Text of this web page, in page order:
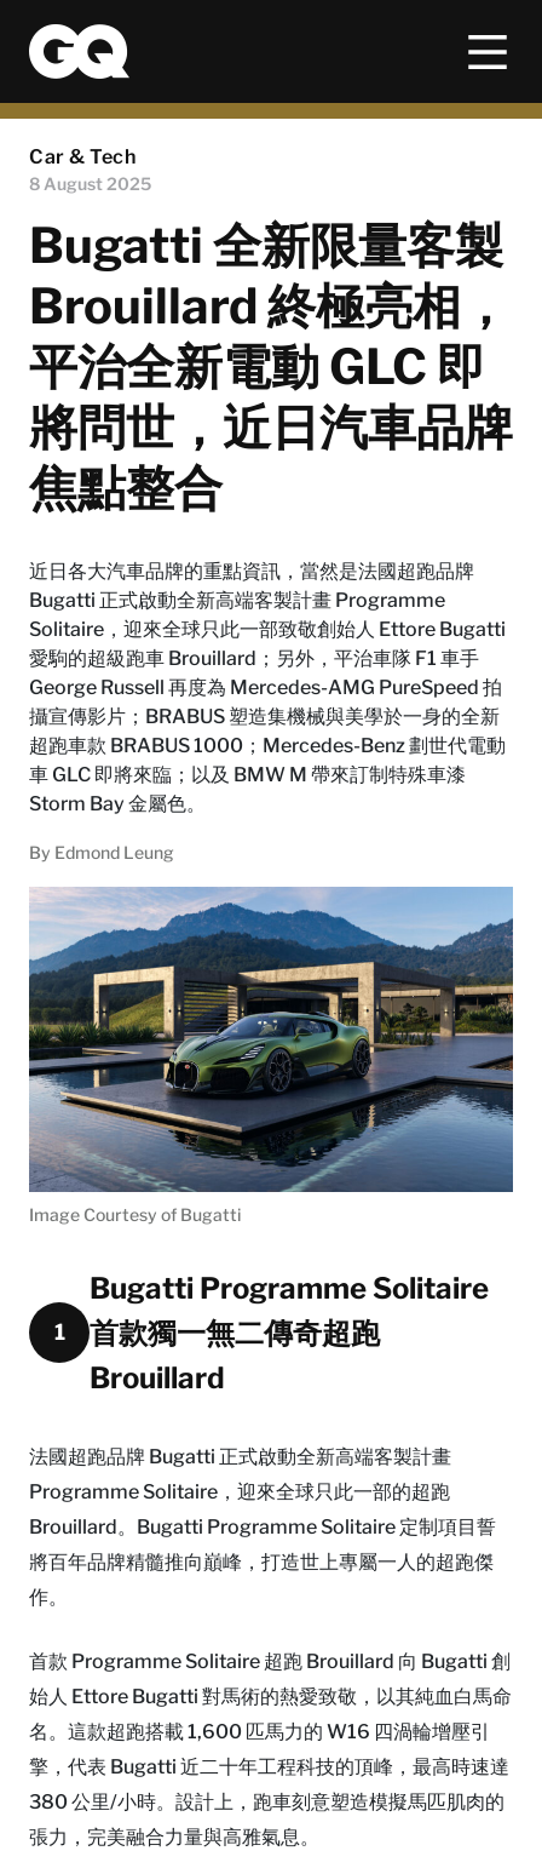
Car & Tech
8 August 2025
Bugatti 全新限量客製
Brouillard 終極亮相，
平治全新電動 GLC 即
將問世，近日汽車品牌
焦點整合
近日各大汽車品牌的重點資訊，當然是法國超跑品牌
Bugatti 正式啟動全新高端客製計畫 Programme
Solitaire，迎來全球只此一部致敬創始人 Ettore Bugatti
愛駒的超級跑車 Brouillard；另外，平治車隊 F1 車手
George Russell 再度為 Mercedes-AMG PureSpeed 拍
攝宣傳影片；BRABUS 塑造集機械與美學於一身的全新
超跑車款 BRABUS 1000；Mercedes-Benz 劃世代電動
車 GLC 即將來臨；以及 BMW M 帶來訂制特殊車漆
Storm Bay 金屬色。
By Edmond Leung
Image Courtesy of Bugatti
1
Bugatti Programme Solitaire
首款獨一無二傳奇超跑
Brouillard
法國超跑品牌 Bugatti 正式啟動全新高端客製計畫
Programme Solitaire，迎來全球只此一部的超跑
Brouillard。Bugatti Programme Solitaire 定制項目誓
將百年品牌精髓推向巔峰，打造世上專屬一人的超跑傑
作。
首款 Programme Solitaire 超跑 Brouillard 向 Bugatti 創
始人 Ettore Bugatti 對馬術的熱愛致敬，以其純血白馬命
名。這款超跑搭載 1,600 匹馬力的 W16 四渦輪增壓引
擎，代表 Bugatti 近二十年工程科技的頂峰，最高時速達
380 公里/小時。設計上，跑車刻意塑造模擬馬匹肌肉的
張力，完美融合力量與高雅氣息。